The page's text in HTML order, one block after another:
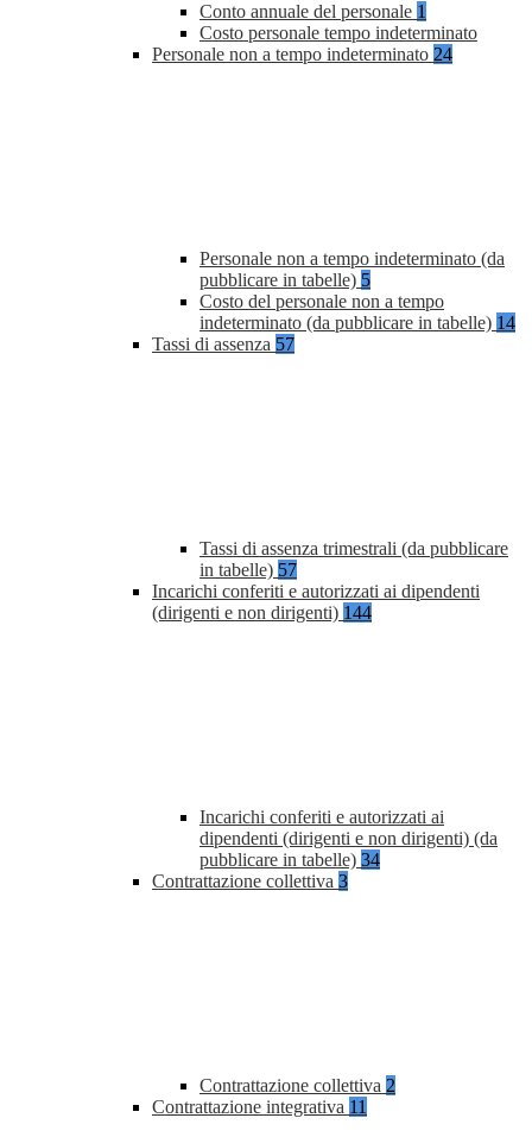
Conto annuale del personale 1
Costo personale tempo indeterminato
Personale non a tempo indeterminato 24
Personale non a tempo indeterminato (da
pubblicare in tabelle) 5
Costo del personale non a tempo
indeterminato (da pubblicare in tabelle) 14
Tassi di assenza 57
Tassi di assenza trimestrali (da pubblicare
in tabelle) 57
Incarichi conferiti e autorizzati ai dipendenti
(dirigenti e non dirigenti) 144
Incarichi conferiti e autorizzati ai
dipendenti (dirigenti e non dirigenti) (da
pubblicare in tabelle) 34
Contrattazione collettiva 3
Contrattazione collettiva 2
Contrattazione integrativa 11